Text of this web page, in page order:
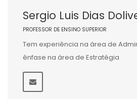
Sergio Luis Dias
PROFESSOR DE ENSINO SUPERIOR
Tem experiência na área de
ênfase na área de Estratégia